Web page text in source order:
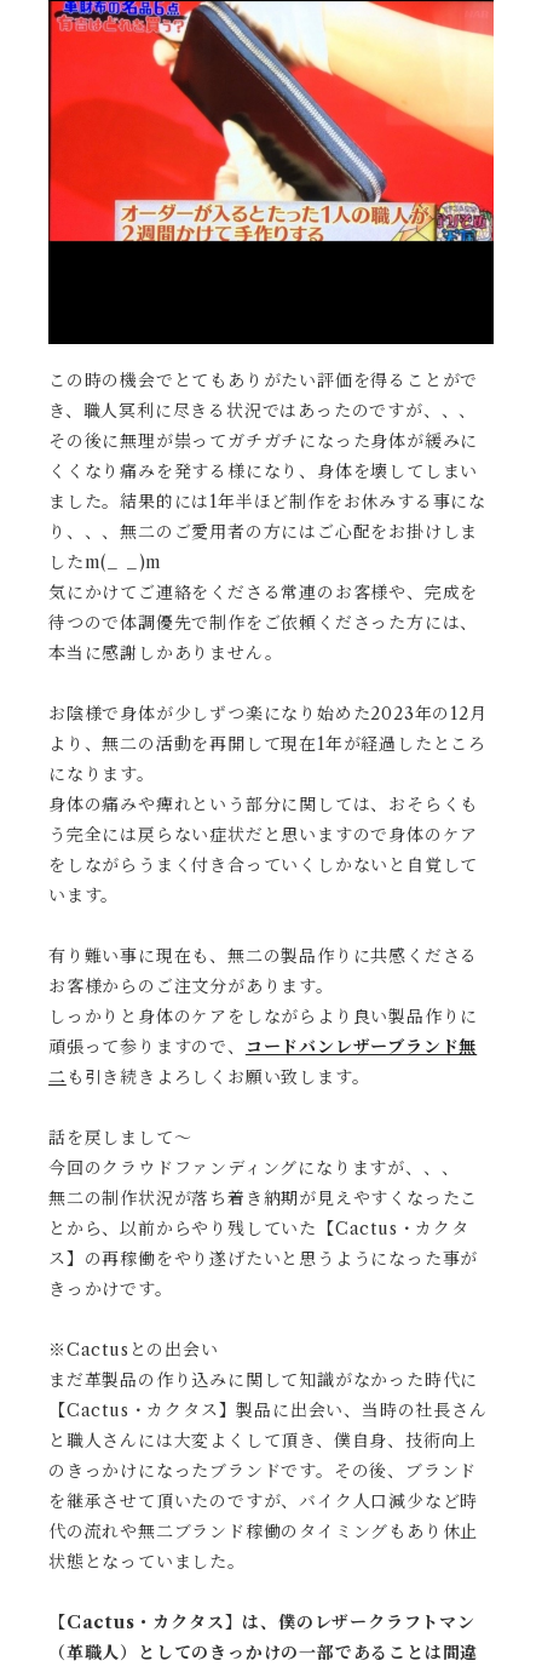
この時の機会でとてもありがたい評価を得ることがで
き、職人冥利に尽きる状況ではあったのですが、、、
その後に無理が祟ってガチガチになった身体が緩みに
くくなり痛みを発する様になり、身体を壊してしまい
ました。結果的には1年半ほど制作をお休みする事にな
り、、、無二のご愛用者の方にはご心配をお掛けしま
したm(_ _)m
気にかけてご連絡をくださる常連のお客様や、完成を
待つので体調優先で制作をご依頼くださった方には、
本当に感謝しかありません。
お陰様で身体が少しずつ楽になり始めた2023年の12月
より、無二の活動を再開して現在1年が経過したところ
になります。
身体の痛みや痺れという部分に関しては、おそらくも
う完全には戻らない症状だと思いますので身体のケア
をしながらうまく付き合っていくしかないと自覚して
います。
有り難い事に現在も、無二の製品作りに共感くださる
お客様からのご注文分があります。
しっかりと身体のケアをしながらより良い製品作りに
頑張って参りますので、
コードバンレザーブランド無
二 も引き続きよろしくお願い致します。
話を戻しまして〜
今回のクラウドファンディングになりますが、、、
無二の制作状況が落ち着き納期が見えやすくなったこ
とから、以前からやり残していた【Cactus・カクタ
ス】の再稼働をやり遂げたいと思うようになった事が
きっかけです。
※Cactusとの出会い
まだ革製品の作り込みに関して知識がなかった時代に
【Cactus・カクタス】製品に出会い、当時の社長さん
と職人さんには大変よくして頂き、僕自身、技術向上
のきっかけになったブランドです。その後、ブランド
を継承させて頂いたのですが、バイク人口減少など時
代の流れや無二ブランド稼働のタイミングもあり休止
状態となっていました。
【Cactus・カクタス】は、僕のレザークラフトマン
（革職人）としてのきっかけの一部であることは間違